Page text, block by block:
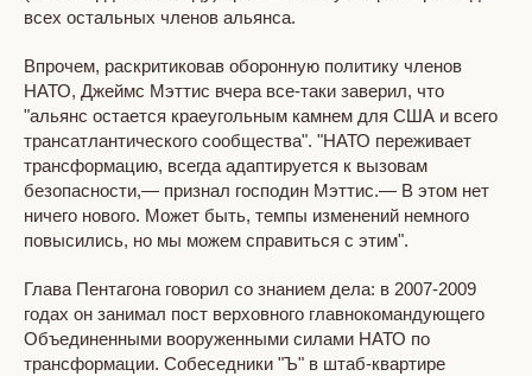
всех остальных членов альянса.
Впрочем, раскритиковав оборонную политику членов
НАТО, Джеймс Мэттис вчера все-таки заверил, что
"альянс остается краеугольным камнем для США и всего
трансатлантического сообщества". "НАТО переживает
трансформацию, всегда адаптируется к вызовам
безопасности,— признал господин Мэттис.— В этом нет
ничего нового. Может быть, темпы изменений немного
повысились, но мы можем справиться с этим".
Глава Пентагона говорил со знанием дела: в 2007-2009
годах он занимал пост верховного главнокомандующего
Объединенными вооруженными силами НАТО по
трансформации. Собеседники "Ъ" в штаб-квартире